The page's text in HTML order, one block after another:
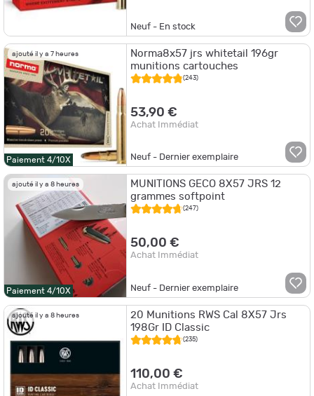
Neuf - En stock
ajouté il y a 7 heures
Paiement 4/10X
Norma8x57 jrs whitetail 196gr
munitions cartouches
(243)
53,90 €
Achat Immédiat
Neuf - Dernier exemplaire
ajouté il y a 8 heures
Paiement 4/10X
MUNITIONS GECO 8X57 JRS 12
grammes softpoint
(247)
50,00 €
Achat Immédiat
Neuf - Dernier exemplaire
ajouté il y a 8 heures
20 Munitions RWS Cal 8X57 Jrs
198Gr ID Classic
(235)
110,00 €
Achat Immédiat